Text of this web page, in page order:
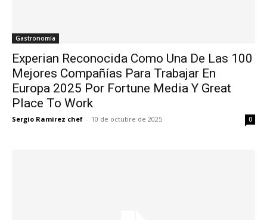
Gastronomía
Experian Reconocida Como Una De Las 100
Mejores Compañías Para Trabajar En
Europa 2025 Por Fortune Media Y Great
Place To Work
Sergio Ramirez chef - 10 de octubre de 2025 0